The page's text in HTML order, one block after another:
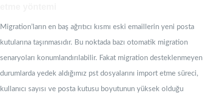
Migration’ların en baş ağrıtıcı kısmı eski emaillerin yeni posta
kutularına taşınmasıdır. Bu noktada bazı otomatik migration
senaryoları konumlandırılabilir. Fakat migration desteklenmeyen
durumlarda yedek aldığımız pst dosyalarını import etme süreci,
kullanıcı sayısı ve posta kutusu boyutunun yüksek olduğu